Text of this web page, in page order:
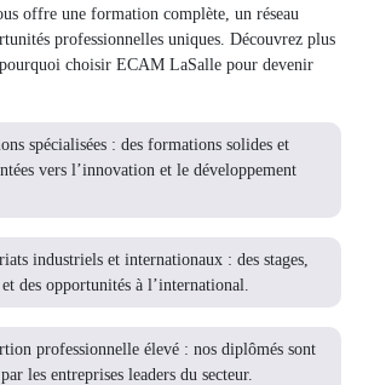
offre une formation complète, un réseau
professionnelles uniques. Découvrez plus
choisir ECAM LaSalle pour devenir
spécialisées : des formations solides et
vers l’innovation et le développement
industriels et internationaux : des stages,
et des opportunités à l’international.
professionnelle élevé : nos diplômés sont
les entreprises leaders du secteur.